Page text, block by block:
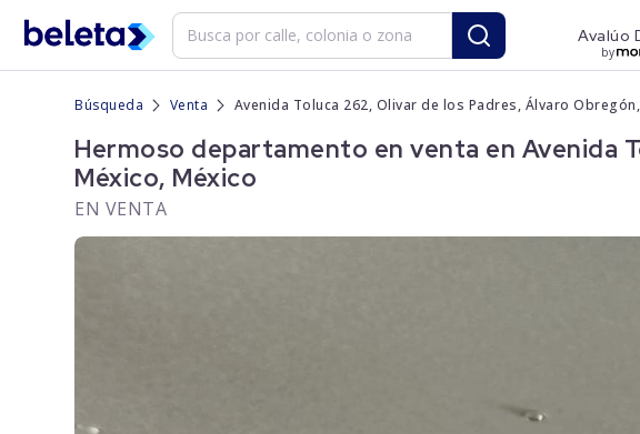
Avalúo
by
Búsqueda Venta Avenida Toluca 262, Olivar de los Padres, Álvaro
Hermoso departamento en venta en Avenida
México, México
EN VENTA